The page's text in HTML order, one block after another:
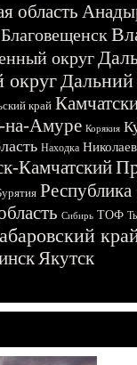
область
Благовещенск
округ
округ
край
на-Амуре Корякия
Находка
Камчатский
Сибирь ТОФ
Якутск